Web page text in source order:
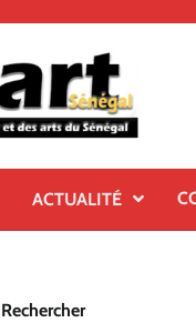
ACTUALITÉ
Rechercher